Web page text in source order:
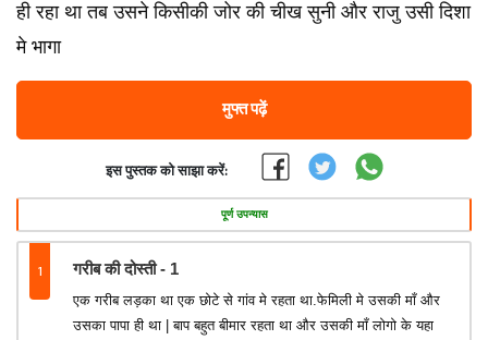
ही रहा था तब उसने किसीकी जोर की चीख सुनी और राजु उसी दिशा
मे भागा
मुफ्त पढ़ें
इस पुस्तक को साझा करें:
पूर्ण उपन्यास
1 गरीब की दोस्ती - 1
एक गरीब लड़का था एक छोटे से गांव मे रहता था.फेमिली मे उसकी माँ और
उसका पापा ही था | बाप बहुत बीमार रहता था और उसकी माँ लोगो के यहा